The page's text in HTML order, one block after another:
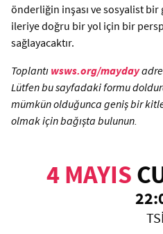
önderliğin inşası ve sosyalist
ileriye doğru bir yol için bir
sağlayacaktır.
Toplantı wsws.org/mayday
Lütfen bu sayfadaki formu
mümkün olduğunca geniş bir
olmak için bağışta bulunun.
4 MAYIS
TSİ